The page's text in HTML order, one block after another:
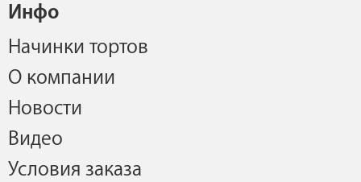
Инфо
Начинки тортов
О компании
Новости
Видео
Условия заказа